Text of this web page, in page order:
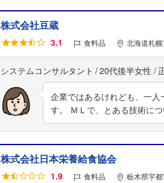
株式会社豆蔵
3.1 食料品 北海道札
システムコンサルタント 20代後半女性
企業ではあるけれども、一
す。 ＭＬで、とある技術に
株式会社日本栄養給食協会
1.9 食料品 栃木県宇